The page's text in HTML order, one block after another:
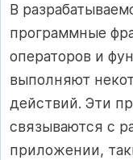
В
программные
операторов и
выполняют
действий. Эти
связываются с
приложении,